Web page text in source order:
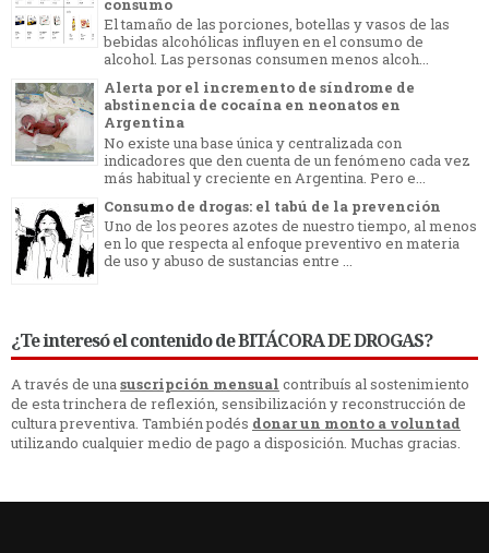
El tamaño de las porciones, botellas y vasos de las
bebidas alcohólicas influyen en el consumo de
alcohol. Las personas consumen menos alcoh...
Alerta por el incremento de síndrome de
abstinencia de cocaína en neonatos en
Argentina
No existe una base única y centralizada con
indicadores que den cuenta de un fenómeno cada vez
más habitual y creciente en Argentina. Pero e...
Consumo de drogas: el tabú de la prevención
Uno de los peores azotes de nuestro tiempo, al menos
en lo que respecta al enfoque preventivo en materia
de uso y abuso de sustancias entre ...
¿Te interesó el contenido de BITÁCORA DE DROGAS?
A través de unasuscripción mensual contribuís al sostenimiento
de esta trinchera de reflexión, sensibilización y reconstrucción de
cultura preventiva. También podés donar un monto a voluntad
utilizando cualquier medio de pago a disposición. Muchas gracias.